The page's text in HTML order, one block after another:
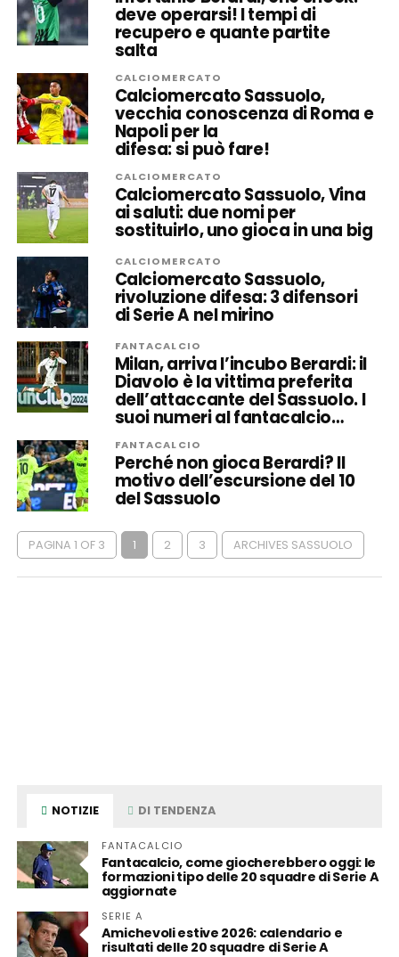
deve operarsi! I tempi di
recupero e quante partite
salta
CALCIOMERCATO
Calciomercato Sassuolo,
vecchia conoscenza di Roma e
Napoli per la
difesa: si può fare!
CALCIOMERCATO
Calciomercato Sassuolo, Vina
ai saluti: due nomi per
sostituirlo, uno gioca in una big
CALCIOMERCATO
Calciomercato Sassuolo,
rivoluzione difesa: 3 difensori
di Serie A nel mirino
FANTACALCIO
Milan, arriva l’incubo Berardi: il
Diavolo è la vittima preferita
dell’attaccante del Sassuolo. I
suoi numeri al fantacalcio…
FANTACALCIO
Perché non gioca Berardi? Il
motivo dell’escursione del 10
del Sassuolo
PAGINA 1 OF 3 1 2 3 ARCHIVES SASSUOLO
NOTIZIE DI TENDENZA
FANTACALCIO
Fantacalcio, come giocherebbero oggi: le
formazioni tipo delle 20 squadre di Serie A
aggiornate
SERIE A
Amichevoli estive 2026: calendario e
risultati delle 20 squadre di Serie A